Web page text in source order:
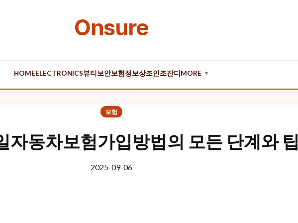
Onsure
HOMEELECTRONICS뷰티 보안보험정보상조인조잔디 MORE ▼
보험
자동차보험가입방법의 모든 단계와 팁
2025-09-06